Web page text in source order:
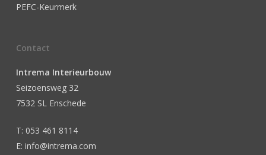
PEFC-Keurmerk
Contact
Intrema Interieurbouw
Seizoensweg 32
7532 SL Enschede
T: 053 461 8114
E: info@intrema.com